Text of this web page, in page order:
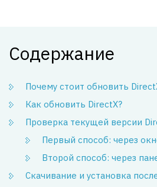
Содержание
Почему стоит обновить
Как обновить DirectX?
Проверка текущей версии
Первый способ: через
Второй способ: через
Скачивание и установка